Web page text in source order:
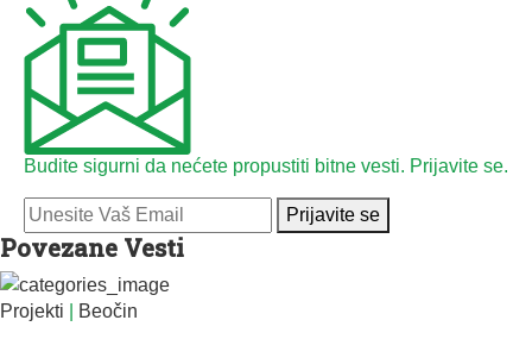
Budite sigurni da nećete propustiti bitne vesti. Prijavite se.
Prijavite se
Povezane Vesti
Projekti Beočin